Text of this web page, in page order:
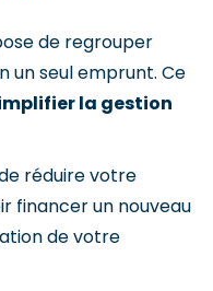
de regrouper
un seul emprunt. Ce
la gestion
réduire votre
financer un nouveau
de votre